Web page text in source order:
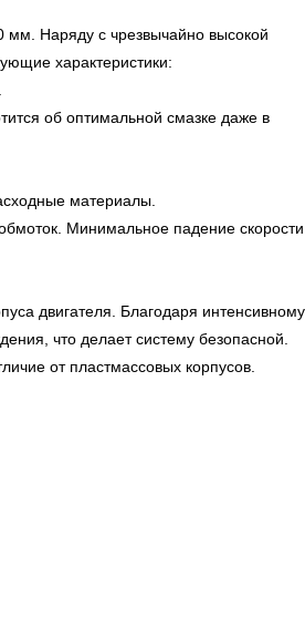
Наряду с чрезвычайно высокой
характеристики:
об оптимальной смазке даже в
материалы.
Минимальное падение скорости
двигателя. Благодаря интенсивному
что делает систему безопасной.
от пластмассовых корпусов.